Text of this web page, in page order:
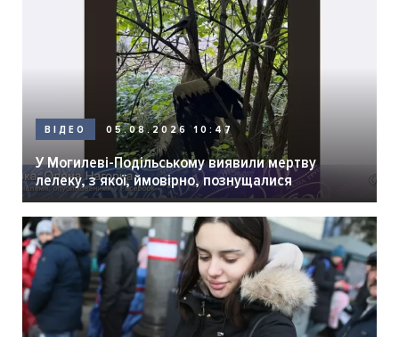
ВІДЕО 05.08.2026 10:47
У Могилеві-Подільському виявили мертву
лелеку, з якої, ймовірно, познущалися